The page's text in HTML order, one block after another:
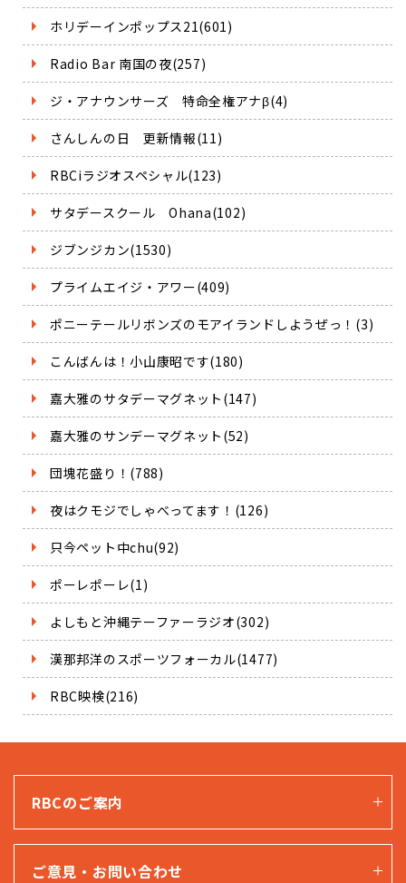
ホリデーインポップス21(601)
Radio Bar 南国の夜(257)
ジ・アナウンサーズ 特命全権アナβ(4)
さんしんの日 更新情報(11)
RBCiラジオスペシャル(123)
サタデースクール Ohana(102)
ジブンジカン(1530)
プライムエイジ・アワー(409)
ポニーテールリボンズのモアイランドしようぜっ！(3)
こんばんは！小山康昭です(180)
嘉大雅のサタデーマグネット(147)
嘉大雅のサンデーマグネット(52)
団塊花盛り！(788)
夜はクモジでしゃべってます！(126)
只今ペット中chu(92)
ポーレポーレ(1)
よしもと沖縄テーファーラジオ(302)
漢那邦洋のスポーツフォーカル(1477)
RBC映検(216)
RBCのご案内
ご意見・お問い合わせ